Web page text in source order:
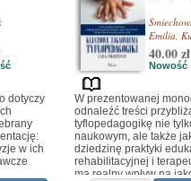
dotyczy
w ich
Emilia,
Marz...
40.00 zł
Nowość
W prezentowanej
odnaleźć treści
tyflopedagogikę nie
naukowym, ale także
dziedzinę praktyki
rehabilitacyjnej i
ma realny wpływ na